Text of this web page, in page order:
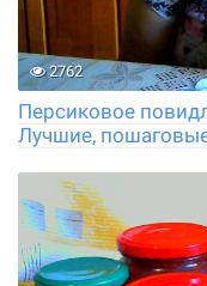
2762
Персиковое
Лучшие,